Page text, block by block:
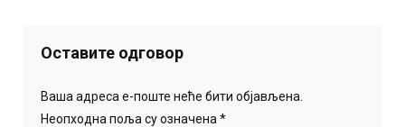
Оставите одговор
Ваша адреса е-поште неће бити објављена.
Неопходна поља су означена*